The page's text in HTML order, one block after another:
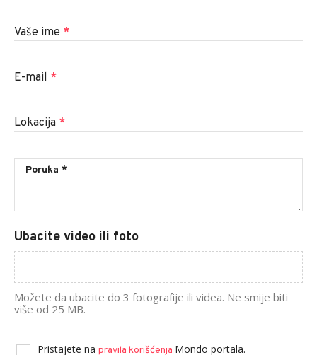
Vaše ime *
E-mail *
Lokacija *
Ubacite video ili foto
Možete da ubacite do 3 fotografije ili videa. Ne smije biti
više od 25 MB.
Pristajete na pravila korišćenja Mondo portala.